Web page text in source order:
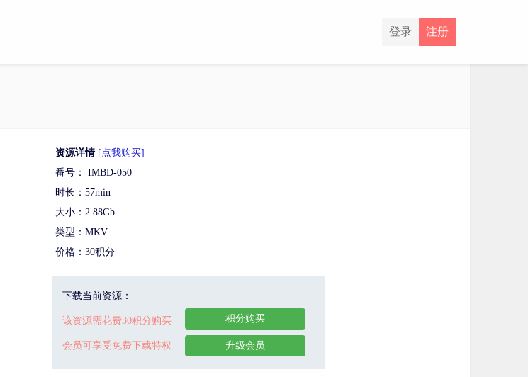
注册
登录
资源详情 [点我购买]
番号： IMBD-050
时长：57min
大小：2.88Gb
类型：MKV
价格：30积分
下载当前资源：
该资源需花费30积分购买
会员可享受免费下载特权
积分购买
升级会员